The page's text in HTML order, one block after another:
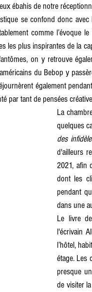
ébahis de notre
se confond donc
comme l’évoque
les plus inspirantes de la
on y retrouve
du Bebop y
également
par tant de pensées
La
quelques
des
d'ailleurs
2021, afin
dont les
pendant
dans une
Le livre
l'écrivain
l’hôtel,
étage. Les
presque
de visiter